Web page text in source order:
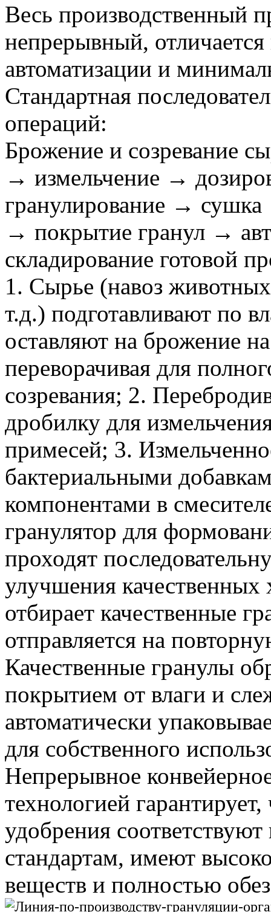
Весь производственный
непрерывный,
автоматизации и
Стандартная
операций:
Брожение и созревание
→ измельчение →
гранулирование →
→ покрытие гранул →
складирование готовой
1. Сырье (навоз
т.д.) подготавливают по
оставляют на брожение
переворачивая для
созревания; 2.
дробилку для
примесей; 3.
бактериальными
компонентами в
гранулятор для
проходят
улучшения качественных
отбирает качественные
отправляется на
Качественные гранулы
покрытием от влаги и
автоматически
для собственного
Непрерывное
технологией
удобрения
стандартам, имеют
веществ и полностью